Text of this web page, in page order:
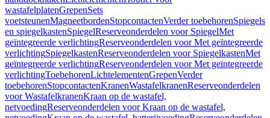
wastafelplatenGrepenSets
voetsteunenMagneetbordenStopcontactenVerder toebehorenSpiegels
en spiegelkastenSpiegelReserveonderdelen voor SpiegelMet
geïntegreerde verlichtingReserveonderdelen voor Met geïntegreerde
verlichtingSpiegelkastenReserveonderdelen voor SpiegelkastenMet
geïntegreerde verlichtingReserveonderdelen voor Met geïntegreerde
verlichtingToebehorenLichtelementenGrepenVerder
toebehorenStopcontactenKranenWastafelkranenReserveonderdelen
voor WastafelkranenKraan op de wastafel,
netvoedingReserveonderdelen voor Kraan op de wastafel,